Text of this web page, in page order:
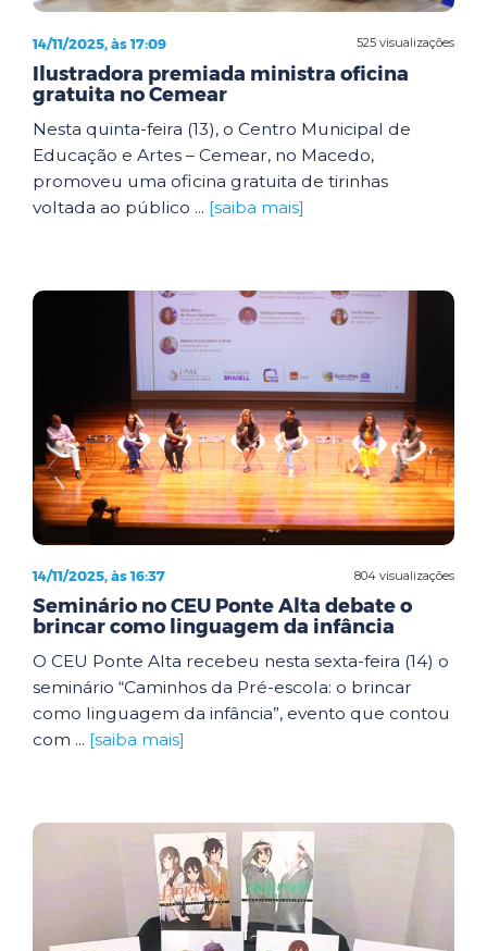
525 visualizações
14/11/2025, às 17:09
Ilustradora premiada ministra oficina
gratuita no Cemear
Nesta quinta-feira (13), o Centro Municipal de
Educação e Artes – Cemear, no Macedo,
promoveu uma oficina gratuita de tirinhas
voltada ao público ... [saiba mais]
804 visualizações
14/11/2025, às 16:37
Seminário no CEU Ponte Alta debate o
brincar como linguagem da infância
O CEU Ponte Alta recebeu nesta sexta-feira (14) o
seminário “Caminhos da Pré-escola: o brincar
como linguagem da infância”, evento que contou
com ... [saiba mais]